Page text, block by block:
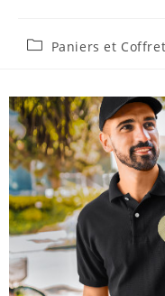
Paniers et